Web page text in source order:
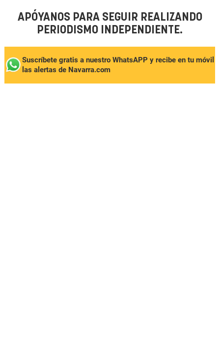
APÓYANOS PARA SEGUIR REALIZANDO
PERIODISMO INDEPENDIENTE.
Suscríbete gratis a nuestro WhatsAPP y recibe en tu móvil
las alertas de Navarra.com